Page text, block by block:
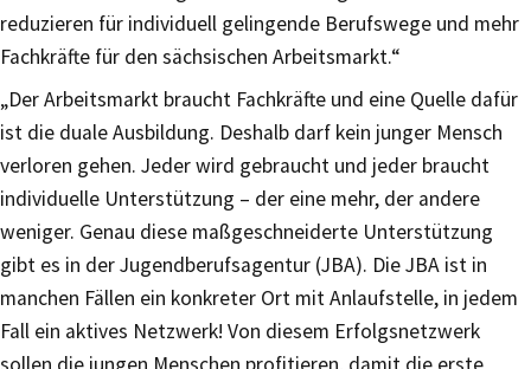
reduzieren für individuell gelingende Berufswege und mehr
Fachkräfte für den sächsischen Arbeitsmarkt.“
„Der Arbeitsmarkt braucht Fachkräfte und eine Quelle dafür
ist die duale Ausbildung. Deshalb darf kein junger Mensch
verloren gehen. Jeder wird gebraucht und jeder braucht
individuelle Unterstützung – der eine mehr, der andere
weniger. Genau diese maßgeschneiderte Unterstützung
gibt es in der Jugendberufsagentur (JBA). Die JBA ist in
manchen Fällen ein konkreter Ort mit Anlaufstelle, in jedem
Fall ein aktives Netzwerk! Von diesem Erfolgsnetzwerk
sollen die jungen Menschen profitieren, damit die erste